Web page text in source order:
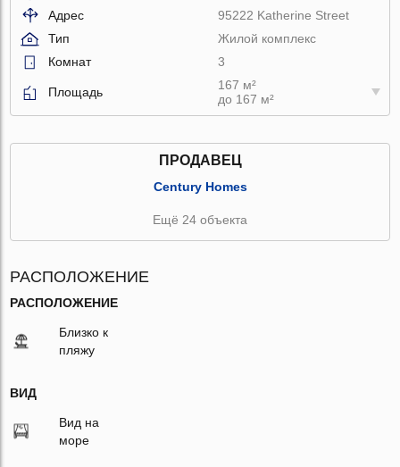
Адрес
95222 Katherine Street
Тип
Жилой комплекс
Комнат
3
Площадь
167 м²
до 167 м²
ПРОДАВЕЦ
Century Homes
Ещё 24 объекта
РАСПОЛОЖЕНИЕ
РАСПОЛОЖЕНИЕ
Близко к
пляжу
ВИД
Вид на
море